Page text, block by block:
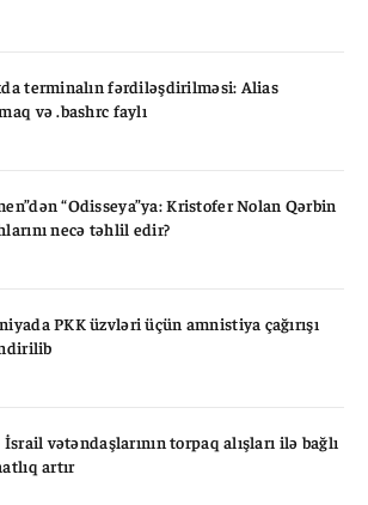
terminalın fərdiləşdirilməsi: Alias
və .bashrc faylı
“Odisseya”ya: Kristofer Nolan Qərbin
necə təhlil edir?
PKK üzvləri üçün amnistiya çağırışı
vətəndaşlarının torpaq alışları ilə bağlı
artır